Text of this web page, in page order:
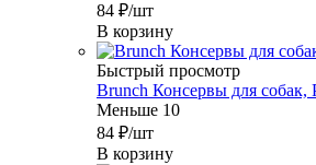
84 ₽/шт
В корзину
Быстрый просмотр
Brunch Консервы для собак,
Меньше 10
84 ₽/шт
В корзину